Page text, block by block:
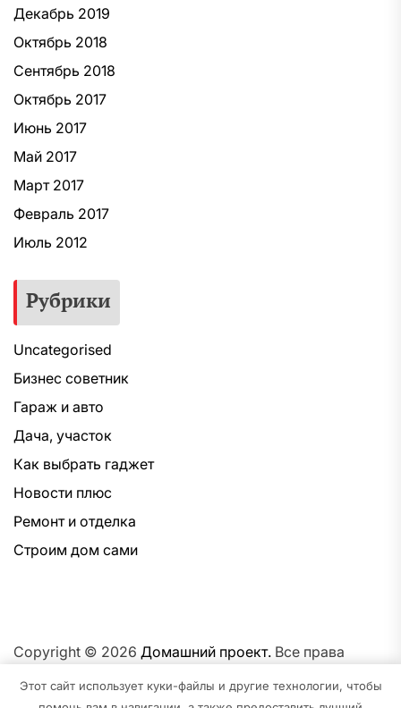
Декабрь 2019
Октябрь 2018
Сентябрь 2018
Октябрь 2017
Июнь 2017
Май 2017
Март 2017
Февраль 2017
Июль 2012
Рубрики
Uncategorised
Бизнес советник
Гараж и авто
Дача, участок
Как выбрать гаджет
Новости плюс
Ремонт и отделка
Строим дом сами
Copyright © 2026 Домашний проект. Все права
платформеWordPress.
Этот сайт использует куки-файлы и другие технологии, чтобы